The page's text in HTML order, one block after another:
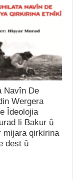
Navîn De
Wergera
Îdeolojia
li Bakur û
mijara qirkirina
dest û